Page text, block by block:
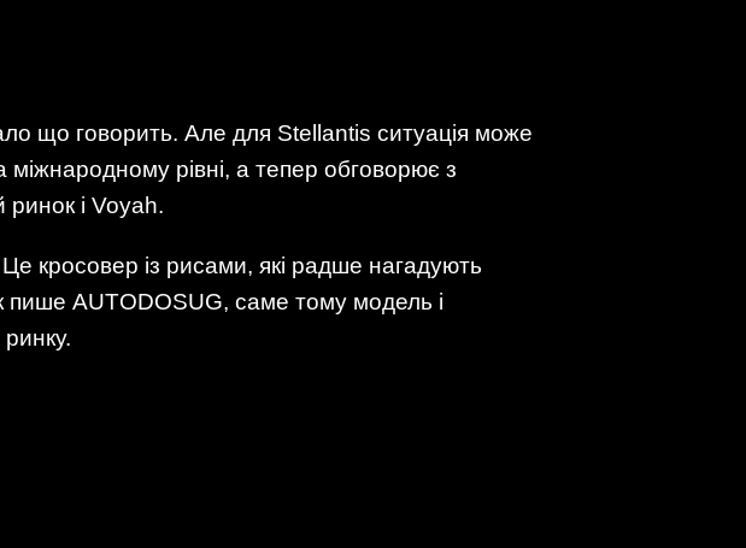
що говорить. Але для Stellantis ситуація може
рівні, а тепер обговорює з
і Voyah.
кросовер із рисами, які радше нагадують
пише AUTODOSUG, саме тому модель і